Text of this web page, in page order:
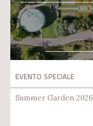
EVENTO SPECIALE
Summer Garden 2026